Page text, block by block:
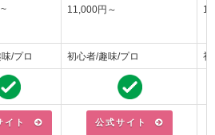
11,000円～
/プロ 初心者/趣味/プロ 初
イト 公式サイト